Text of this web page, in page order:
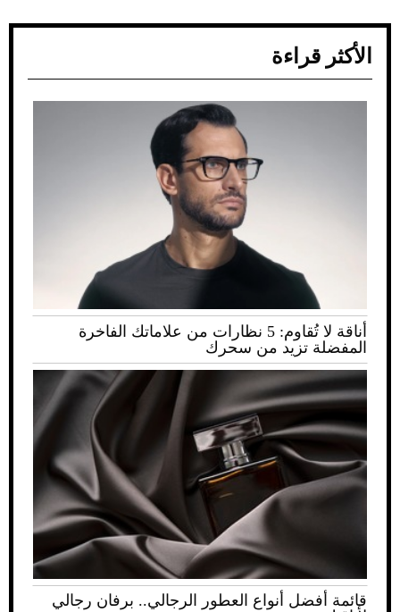
الأكثر قراءة
أناقة لا تُقاوم: 5 نظارات من علاماتك الفاخرة
المفضلة تزيد من سحرك
قائمة أفضل أنواع العطور الرجالي.. برفان رجالي